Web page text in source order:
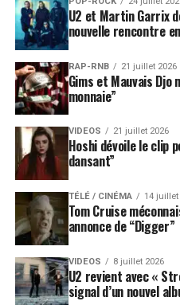
U2 et Martin Garrix
nouvelle rencontre
RAP-RNB 21 juillet 2026
Gims et Mauvais Djo
monnaie”
VIDEOS 21 juillet 2026
Hoshi dévoile le clip
dansant”
TÉLÉ / CINÉMA 14 juillet
Tom Cruise
annonce de “Digger”
VIDEOS 8 juillet 2026
U2 revient avec «
signal d’un nouvel